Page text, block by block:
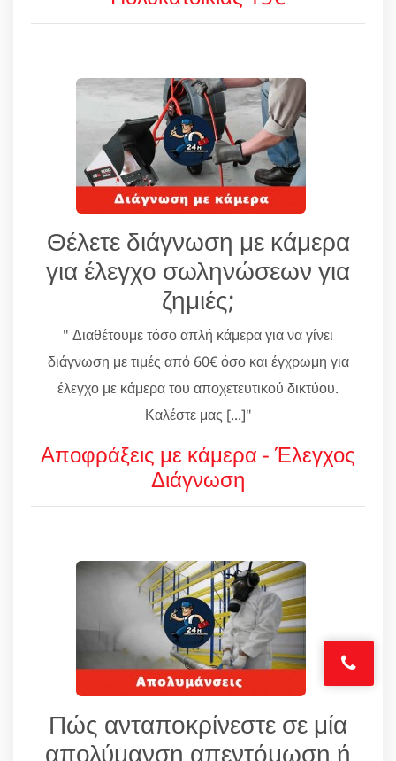
Θέλετε διάγνωση με κάμερα
για έλεγχο σωληνώσεων για
ζημιές;
" Διαθέτουμε τόσο απλή κάμερα για να γίνει
διάγνωση με τιμές από 60€ όσο και έγχρωμη για
έλεγχο με κάμερα του αποχετευτικού δικτύου.
Καλέστε μας [...]"
Αποφράξεις με κάμερα - Έλεγχος
Διάγνωση
Πώς ανταποκρίνεστε σε μία
απολύμανση απεντόμωση ή